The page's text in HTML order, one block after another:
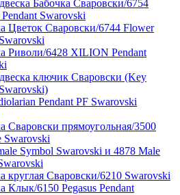
Бабочка Сваровски/6754
Swarovski
Цветок Сваровски/6744 Flower
Риволи/6428 XILION Pendant
ключик Сваровски (Key
Pendant PF Swarovski
Сваровски прямоугольная/3500
Swarovski
Symbol Swarovski и 4878 Male
круглая Сваровски/6210 Swarovski
Клык/6150 Pegasus Pendant